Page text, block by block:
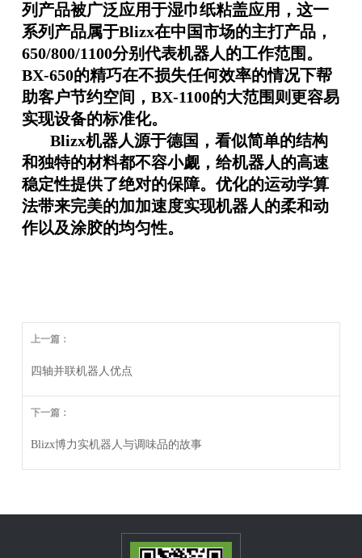
列产品被广泛应用于湿巾纸粘盖应用，这一
系列产品属于Blizx在中国市场的主打产品，
650/800/1100分别代表机器人的工作范围。
BX-650的精巧在不损失任何效率的情况下帮
助客户节约空间，BX-1100的大范围则更容易
实现设备的标准化。
Blizx机器人源于德国，看似简单的结构
和独特的材料都不容小觑，给机器人的高速
稳定性提供了绝对的保障。优化的运动学算
法带来完美的加加速度实现机器人的柔和动
作以及涂胶的均匀性。
上一篇：
四轴并联机器人优点
下一篇：
Blizx博力实机器人与调味品的故事